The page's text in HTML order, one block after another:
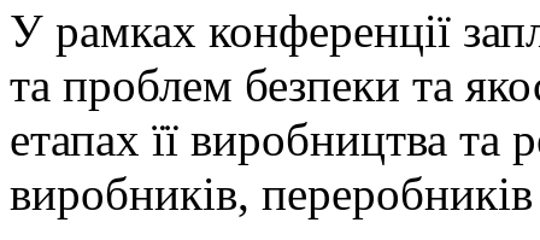
У рамках конференції
та проблем безпеки та
етапах її виробництва та
виробників,